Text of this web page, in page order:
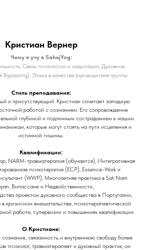
Кристиан Вернер
Чему я учу в SahejYog:
Связь психологии и медитации, Духовное
Bypassing), Этика в качестве руководителя группы
Стиль преподавания:
и присутствующий. Кристиан сочетает западную
работой с сознанием. Его сопровождение
глубиной и подлинным состраданием к нашим
которые могут стоять на пути исцеления и
истинной тишины.
Квалификации:
NARM-травматерапия (обучается), Интегративная
психотерапия (ECP), Essence-Work и
(WWP), Многолетняя практика в Sat Nam
Випассане и Недвойственности,
проектом духовного сообщества в Португалии,
кризисном вмешательстве, психотерапевтической
работе, супервизии и повышениях квалификации.
О Кристиане:
связанность и внутреннюю свободу более
психолог, травматерапевт и духовный практик, он